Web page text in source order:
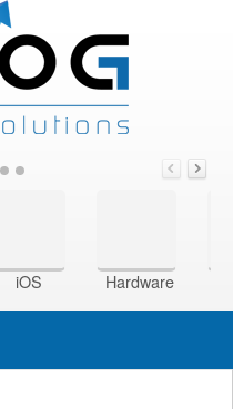
iOS Hardware